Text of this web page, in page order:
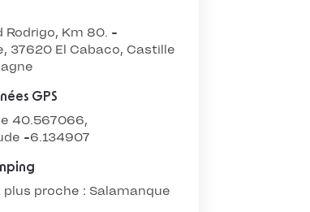
Rodrigo, Km 80. -
37620 El Cabaco, Castille
GPS
40.567066,
-6.134907
plus proche : Salamanque